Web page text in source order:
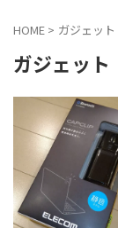
HOME > ガジェット
ガジェット